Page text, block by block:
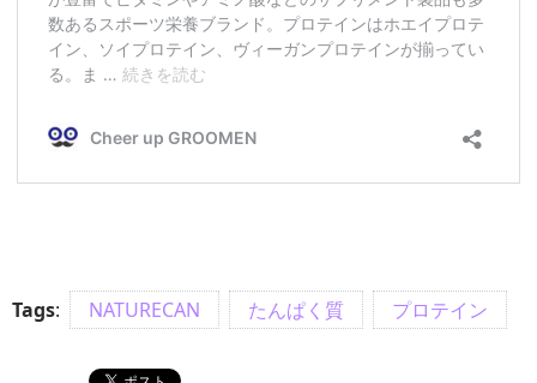
Tags: NATURECAN たんぱく質 プロテイン